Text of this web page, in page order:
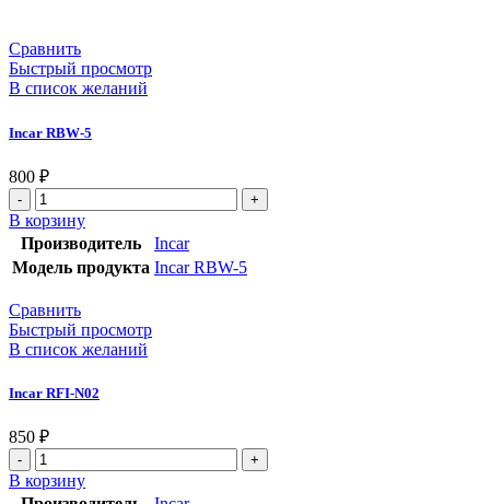
Сравнить
Быстрый просмотр
В список желаний
Incar RBW-5
800 ₽
В корзину
Производитель
Incar
Модель продукта Incar RBW-5
Сравнить
Быстрый просмотр
В список желаний
Incar RFI-N02
850 ₽
В корзину